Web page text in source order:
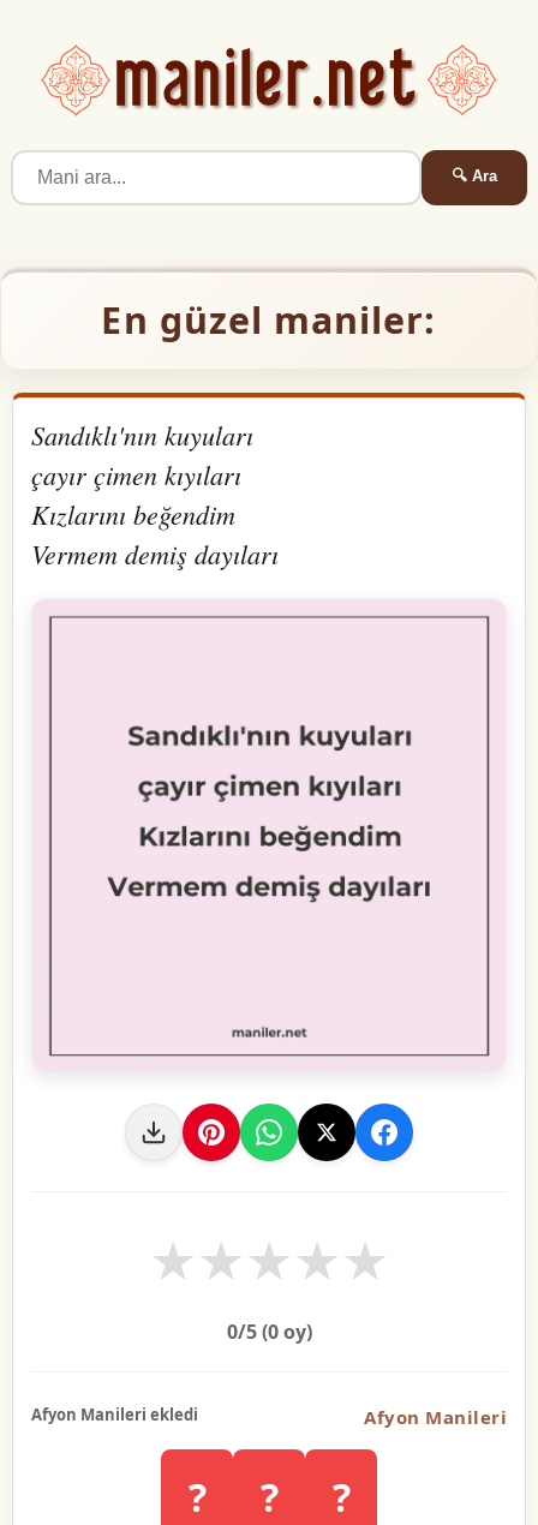
🔍 Ara
En güzel maniler:
Sandıklı'nın kuyuları
çayır çimen kıyıları
Kızlarını beğendim
Vermem demiş dayıları
★
★
★
★
★
0/5 (0oy)
Afyon Manileri ekledi Afyon Manileri
? ? ?